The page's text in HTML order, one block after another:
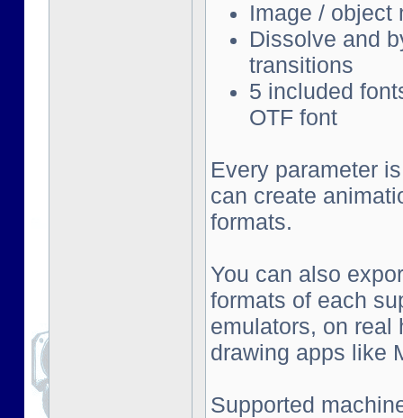
Image / object
Dissolve and
transitions
5 included
OTF font
Every parameter
can create
formats.
You can also
formats of each
emulators, on real
drawing apps like
Supported